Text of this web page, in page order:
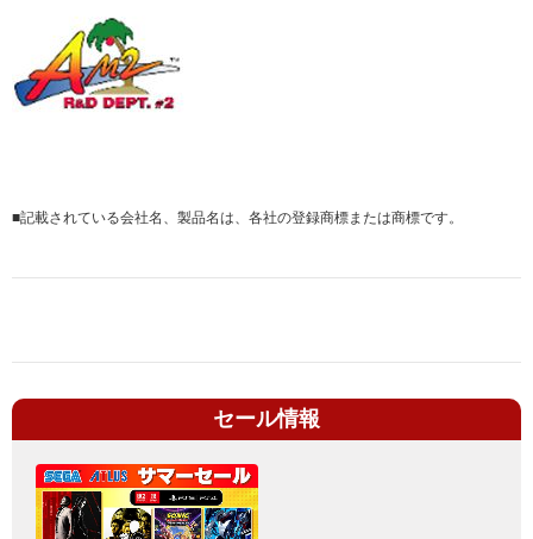
■記載されている会社名、製品名は、各社の登録商標または商標です。
セール情報